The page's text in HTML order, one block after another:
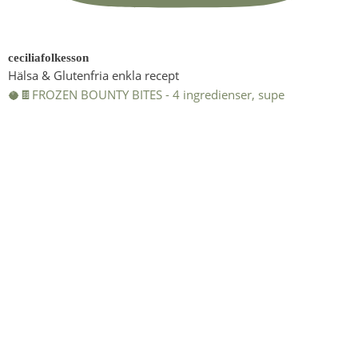
ceciliafolkesson
Hälsa & Glutenfria enkla recept
🥥🍫FROZEN BOUNTY BITES - 4 ingredienser, supe